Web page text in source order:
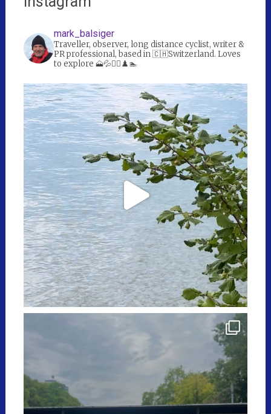
mark_balsiger
Traveller, observer, long distance cyclist, writer &
PR professional, based in 🇨🇭Switzerland. Loves
to explore 🗻💦🚴‍♀️♟️🏊